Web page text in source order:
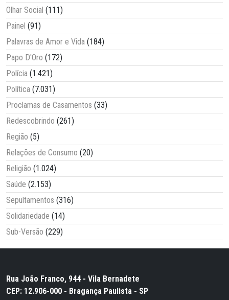
Olhar Social (111)
Painel (91)
Palavras de Amor e Vida (184)
Papo D'Oro (172)
Polícia (1.421)
Política (7.031)
Proclamas de Casamentos (33)
Redescobrindo (261)
Região (5)
Relações de Consumo (20)
Religião (1.024)
Saúde (2.153)
Sepultamentos (316)
Solidariedade (14)
Sub-Versão (229)
Rua João Franco, 944 - Vila Bernadete
CEP: 12.906-000 - Bragança Paulista - SP